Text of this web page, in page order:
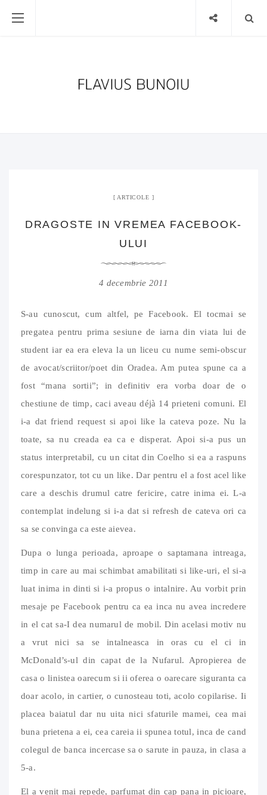
ARTICOLE
DRAGOSTE IN VREMEA FACEBOOK-
ULUI
4 decembrie 2011
S-au cunoscut, cum altfel, pe Facebook. El tocmai se
pregatea pentru prima sesiune de iarna din viata lui de
student iar ea era eleva la un liceu cu nume semi-obscur
de avocat/scriitor/poet din Oradea. Am putea spune ca a
fost “mana sortii”; in definitiv era vorba doar de o
chestiune de timp, caci aveau déjà 14 prieteni comuni. El
i-a dat friend request si apoi like la cateva poze. Nu la
toate, sa nu creada ea ca e disperat. Apoi si-a pus un
status interpretabil, cu un citat din Coelho si ea a raspuns
corespunzator, tot cu un like. Dar pentru el a fost acel like
care a deschis drumul catre fericire, catre inima ei. L-a
contemplat indelung si i-a dat si refresh de cateva ori ca
sa se convinga ca este aievea.
Dupa o lunga perioada, aproape o saptamana intreaga,
timp in care au mai schimbat amabilitati si like-uri, el si-a
luat inima in dinti si i-a propus o intalnire. Au vorbit prin
mesaje pe Facebook pentru ca ea inca nu avea incredere
in el cat sa-I dea numarul de mobil. Din acelasi motiv nu
a vrut nici sa se intalneasca in oras cu el ci in
McDonald’s-ul din capat de la Nufarul. Apropierea de
casa o linistea oarecum si ii oferea o oarecare siguranta ca
doar acolo, in cartier, o cunosteau toti, acolo copilarise. Ii
placea baiatul dar nu uita nici sfaturile mamei, cea mai
buna prietena a ei, cea careia ii spunea totul, inca de cand
colegul de banca incercase sa o sarute in pauza, in clasa a
5-a.
El a venit mai repede, parfumat din cap pana in picioare,